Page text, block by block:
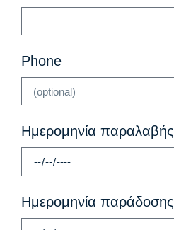
Phone
Ημερομηνία παραλαβής
Ημερομηνία παράδοσης